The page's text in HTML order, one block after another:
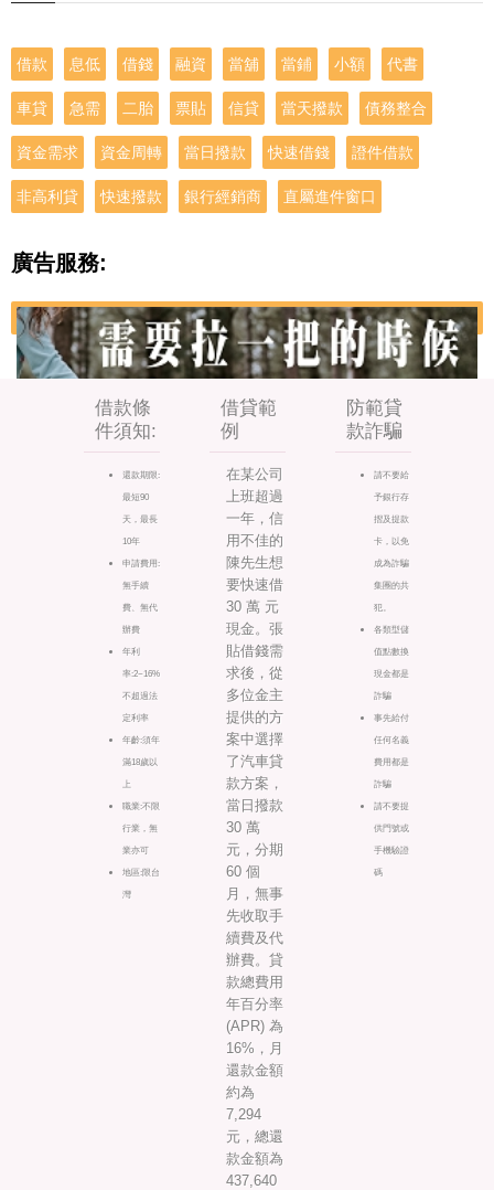
借款 息低 借錢 融資 當舖 當鋪 小額 代書
車貸 急需 二胎 票貼 信貸 當天撥款 債務整合
資金需求 資金周轉 當日撥款 快速借錢 證件借款
非高利貸 快速撥款 銀行經銷商 直屬進件窗口
廣告服務:
借款條
件須知:
還款期限:
最短90
天，最長
10年
申請費用:
無手續
費、無代
辦費
年利
率:2~16%
不超過法
定利率
年齡:須年
滿18歲以
上
職業:不限
行業，無
業亦可
地區:限台
灣
借貸範
例
在某公司
上班超過
一年，信
用不佳的
陳先生想
要快速借
30 萬 元
現金。張
貼借錢需
求後，從
多位金主
提供的方
案中選擇
了汽車貸
款方案，
當日撥款
30 萬
元，分期
60 個
月，無事
先收取手
續費及代
辦費。貸
款總費用
年百分率
(APR) 為
16%，月
還款金額
約為
7,294
元，總還
款金額為
437,640
防範貸
款詐騙
請不要給
予銀行存
摺及提款
卡，以免
成為詐騙
集團的共
犯。
各類型儲
值點數換
現金都是
詐騙
事先給付
任何名義
費用都是
詐騙
請不要提
供門號或
手機驗證
碼